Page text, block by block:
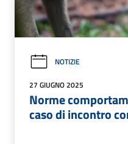
NOTIZIE
27 GIUGNO 2025
Norme
caso di incontro